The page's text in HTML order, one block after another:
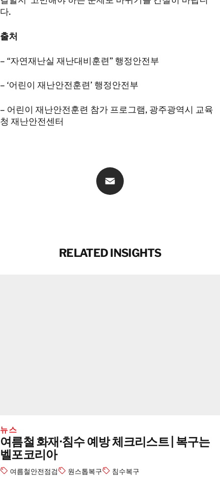
다.
출처
– “자연재난실 재난대비훈련” 행정안전부
– ‘어린이 재난안전훈련’ 행정안전부
– 어린이 재난안전훈련 참가 프로그램, 광주광역시 교육
청 재난안전센터
RELATED INSIGHTS
뉴스
여름철 화재·침수 예방 체크리스트 | 복구는
벨포코리아
여름철안전점검 원스톱복구 침수복구